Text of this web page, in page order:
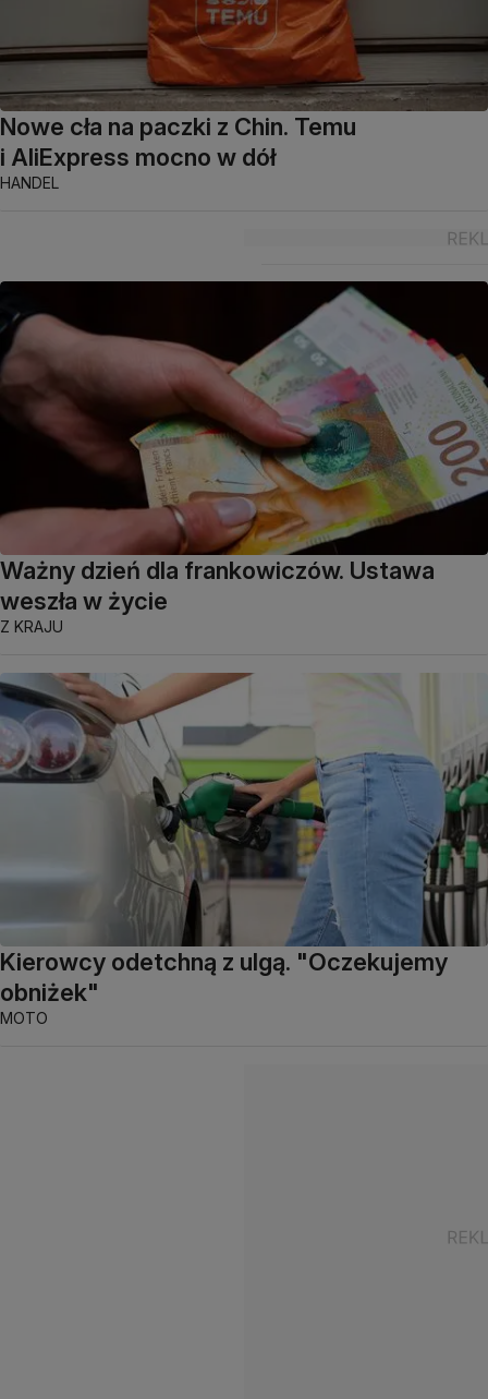
Nowe cła na paczki z Chin. Temu
i AliExpress mocno w dół
HANDEL
Ważny dzień dla frankowiczów. Ustawa
weszła w życie
Z KRAJU
Kierowcy odetchną z ulgą. "Oczekujemy
obniżek"
MOTO